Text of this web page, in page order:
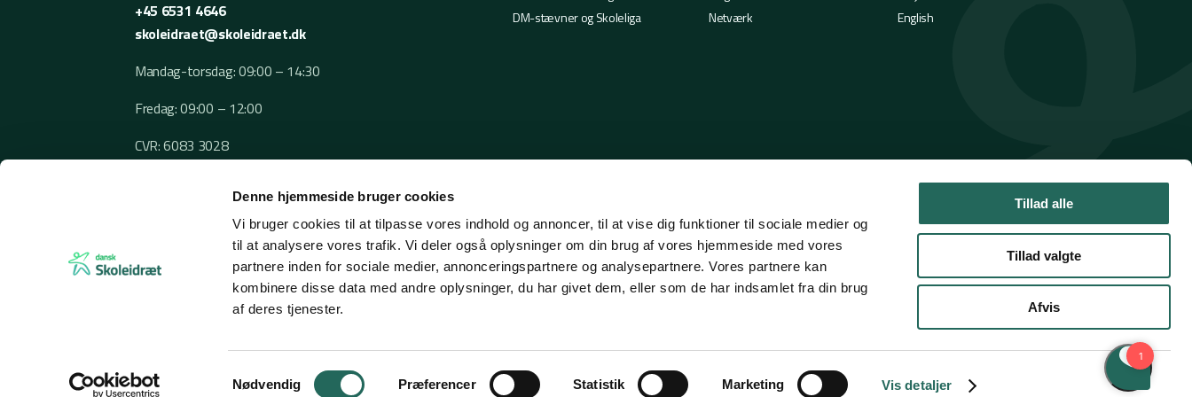
Denne hjemmeside bruger cookies
Vi bruger cookies til at tilpasse vores indhold og annoncer, til at vise dig funktioner til sociale medier og
til at analysere vores trafik. Vi deler også oplysninger om din brug af vores hjemmeside med vores
partnere inden for sociale medier, annonceringspartnere og analysepartnere. Vores partnere kan
kombinere disse data med andre oplysninger, du har givet dem, eller som de har indsamlet fra din brug
af deres tjenester.
Samtykkevalg
Nødvendig Præferencer Statistik Marketing Vis detaljer
Tillad alle
Tillad valgte
Afvis
+45 6531 4646
skoleidraet@skoleidraet.dk
Mandag-torsdag: 09:00 – 14:30
Fredag: 09:00 – 12:00
CVR: 6083 3028
DM-stævner og Skoleliga
Netværk
English